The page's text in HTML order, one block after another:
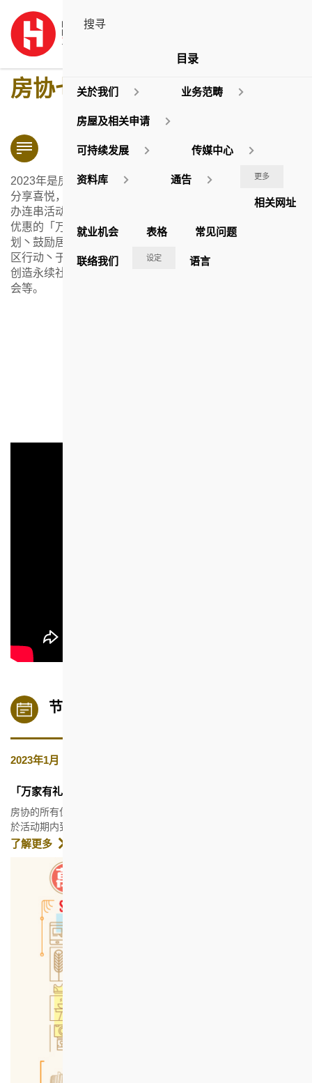
房协七十五周年
2023年是房协成立75周年，为了与居民和其他持份者一同
分享喜悦，我们在年内以「创建宜居．永续共融」为主题举
办连串活动。焦点活动包括为辖下屋邨租户及员工提供购物
优惠的「万家有礼迎钻禧」消费推广活动丶屋邨视觉艺术计
划丶鼓励居民参与减碳行动的环境丶社会丶管治（ESG）社
区行动丶于全港不同地区举办的巡回展览丶有关为跨代共融
创造永续社区之未来愿景的国际研讨会，以及75周年庆祝酒
会等。
节目及活动
期
目
活
动
介
2023年1月
「万家有礼迎钻禧」
房协的所有住宅租户及员工获派发一套合共HK$100的「现金券」，
於活动期内到房协参与商户消费购物时使用。
了解更多
目录
关於我们 业务范畴
房屋及相关申请
可持续发展 传媒中心
资料库 通告 更多
相关网址
就业机会 表格 常见问题
联络我们 设定 语言